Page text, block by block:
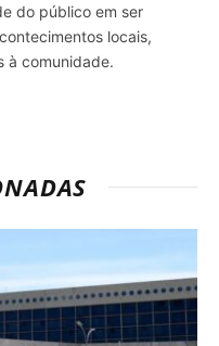
do público em ser
locais,
à comunidade.